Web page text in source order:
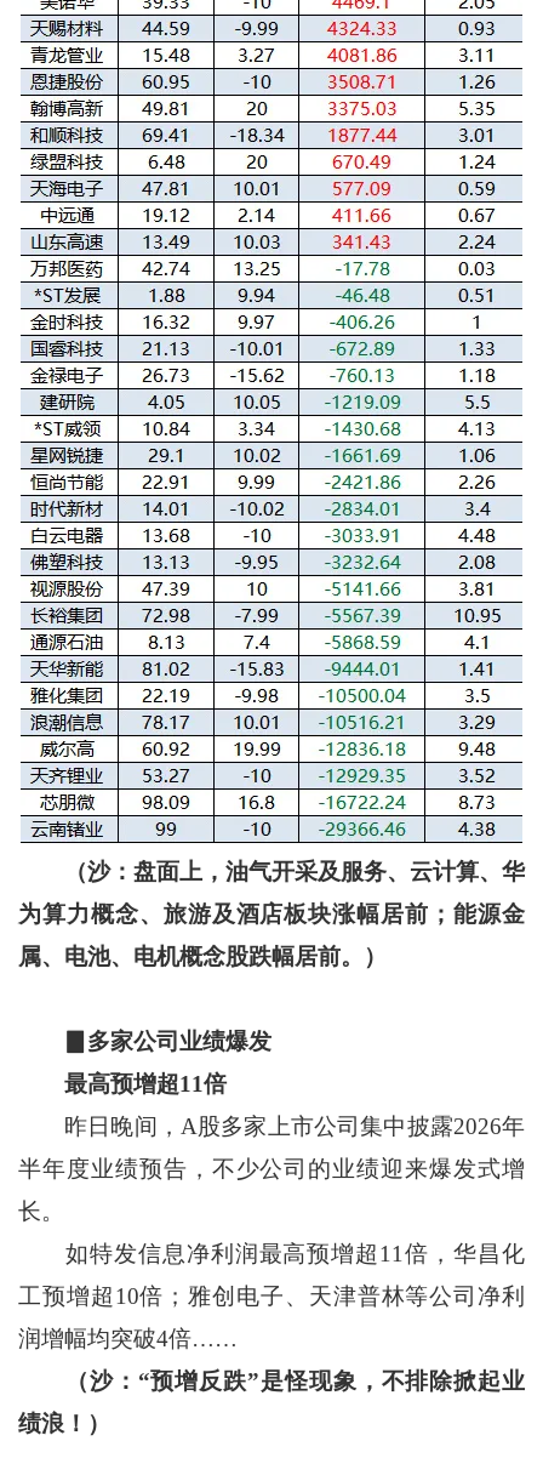
（沙：盘面上，油气开采及服务、云计算、华
为算力概念、旅游及酒店板块涨幅居前；能源金
属、电池、电机概念股跌幅居前。）
▊多家公司业绩爆发
最高预增超11倍
昨日晚间，A股多家上市公司集中披露2026年
半年度业绩预告，不少公司的业绩迎来爆发式增
长。
如特发信息净利润最高预增超11倍，华昌化
工预增超10倍；雅创电子、天津普林等公司净利
润增幅均突破4倍……
（沙：“预增反跌”是怪现象，不排除掀起业
绩浪！）